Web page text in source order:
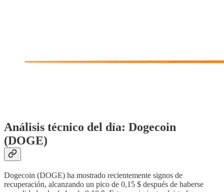
Análisis técnico del día: Dogecoin
(DOGE)
Dogecoin (DOGE) ha mostrado recientemente signos de
recuperación, alcanzando un pico de 0,15 $ después de haberse